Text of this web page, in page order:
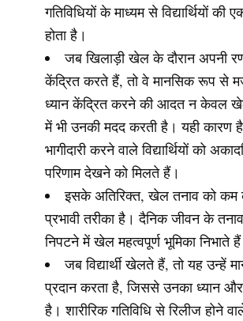
गतिविधियों के माध्यम से विद्यार्थियों की
होता है।
जब खिलाड़ी खेल के दौरान अपनी
केंद्रित करते हैं, तो वे मानसिक रूप से
ध्यान केंद्रित करने की आदत न केवल
में भी उनकी मदद करती है। यही कारण
भागीदारी करने वाले विद्यार्थियों को
परिणाम देखने को मिलते हैं।
इसके अतिरिक्त, खेल तनाव को
प्रभावी तरीका है। दैनिक जीवन के
निपटने में खेल महत्वपूर्ण भूमिका निभाते
जब विद्यार्थी खेलते हैं, तो यह उन्हें
प्रदान करता है, जिससे उनका ध्यान
है। शारीरिक गतिविधि से रिलीज होने